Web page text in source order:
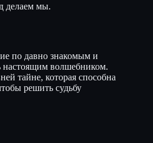
делаем мы.
по давно знакомым и
настоящим волшебником.
тайне, которая способна
решить судьбу